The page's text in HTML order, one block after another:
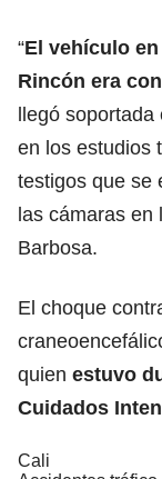
“El vehículo
Rincón era
llegó soportada
en los estudios
testigos que se
las cámaras en
Barbosa.
El choque
quien estuvo
Cuidados
Cali